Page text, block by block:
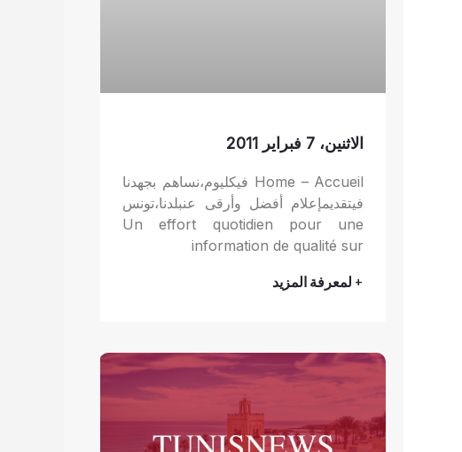
الاثنين، 7 فبراير 2011
Home – Accueil فيكليوم،نساهم بجهدنا
فيتقديمإعلام أفضل وأرقى عنبلدنا،تونس
Un effort quotidien pour une
information de qualité sur
+ لمعرفة المزيد